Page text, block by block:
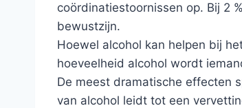
coördinatiestoornissen op. Bij 2
bewustzijn.
Hoewel alcohol kan helpen bij
hoeveelheid alcohol wordt
De meest dramatische effecten
van alcohol leidt tot een